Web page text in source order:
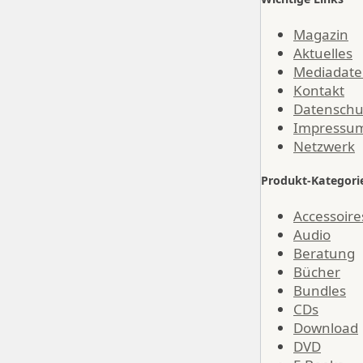
Magazin
Aktuelles
Kontakt
Netzwerk
Produkt-
Audio
Beratung
Bücher
Bundles
CDs
Download
DVD